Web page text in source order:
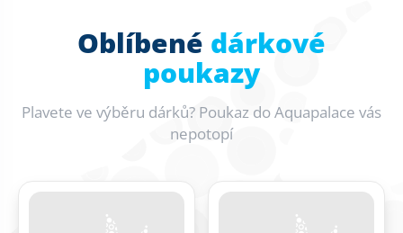
Oblíbené dárkové
poukazy
Plavete ve výběru dárků? Poukaz do Aquapalace vás
nepotopí